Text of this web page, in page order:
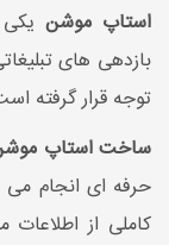
استاپ موشن
بازدهی های
توجه قرار گرفته
ساخت استاپ
حرفه ای انجام می
کاملی از